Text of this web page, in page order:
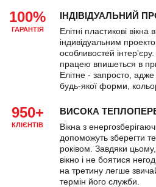
100%
ГАРАНТІЯ
ІНДІВІДУАЛЬНИЙ
Елітні пластикові
індивідуальним
особливостей
працею впишеться в
Елітне - запросто,
будь-якої форми,
950+
КЛІЄНТІВ
ВИСОКА
Вікна з
допоможуть зберегти
роківом. Завдяки
вікно і не боятися
на третину легше
термін його служби.